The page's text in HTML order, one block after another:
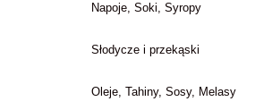
Napoje, Soki, Syropy
Słodycze i przekąski
Oleje, Tahiny, Sosy, Melasy